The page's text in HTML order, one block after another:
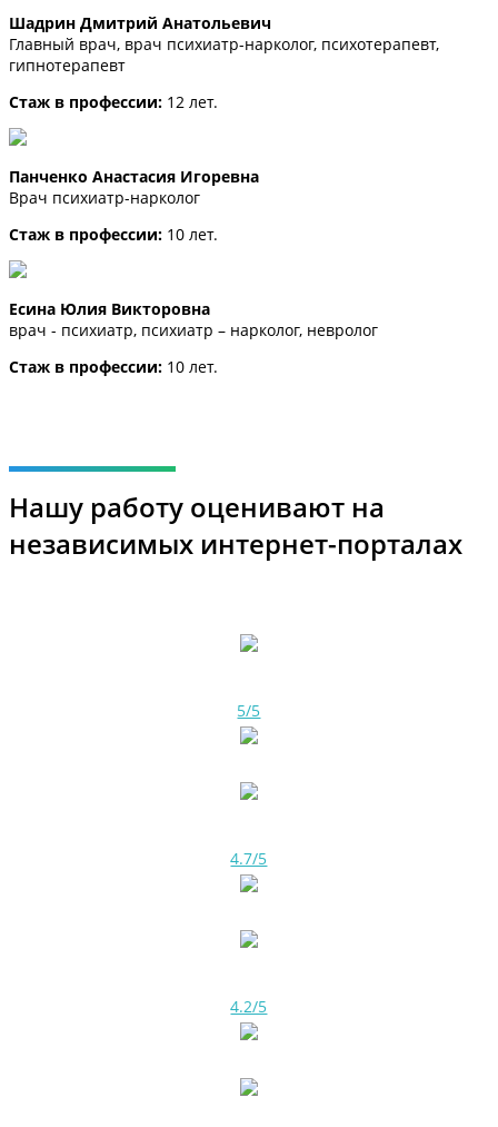
Шадрин Дмитрий Анатольевич
Главный врач, врач психиатр-нарколог, психотерапевт,
гипнотерапевт
Стаж в профессии: 12 лет.
Панченко Анастасия Игоревна
Врач психиатр-нарколог
Стаж в профессии: 10 лет.
Есина Юлия Викторовна
врач - психиатр, психиатр – нарколог, невролог
Стаж в профессии: 10 лет.
Нашу работу оценивают на
независимых интернет-порталах
5/5
4.7/5
4.2/5